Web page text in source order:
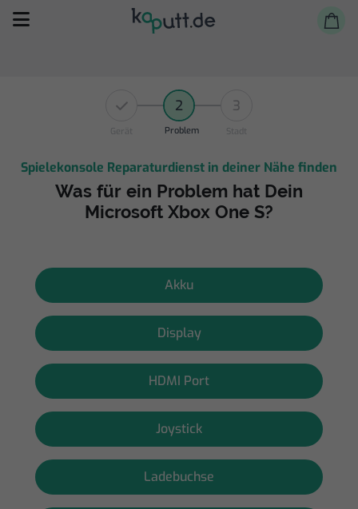
Selbst reparieren
Reparieren lassen
Shop
2
Problem
3
Spielekonsole Reparaturdienst in deiner Nähe finden
Was für ein Problem hat Dein
Microsoft Xbox One S?
Akku
Display
HDMI Port
Joystick
Ladebuchse